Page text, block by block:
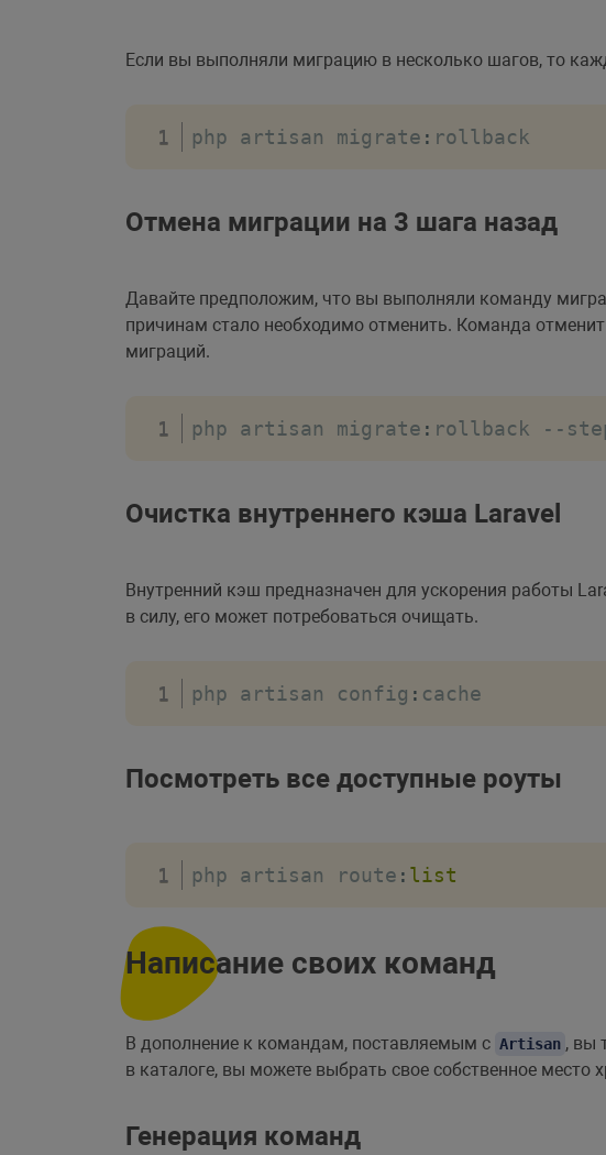
Если вы выполняли миграцию в несколько шагов, то
php artisan migrate : rollback
Отмена миграции на 3 шага назад
Давайте предположим, что вы выполняли команду
причинам стало необходимо отменить. Команда
миграций.
php artisan migrate : rollback --
Очистка внутреннего кэша Laravel
Внутренний кэш предназначен для ускорения работы
в силу, его может потребоваться очищать.
php artisan config : cache
Посмотреть все доступные роуты
php artisan route : list
Написание своих команд
В дополнение к командам, поставляемым с Artisan , вы
в каталоге, вы можете выбрать свое собственное
Генерация команд